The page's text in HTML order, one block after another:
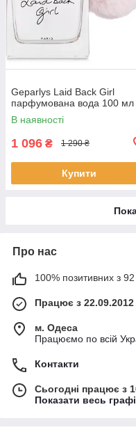
Geparlys Laid Back Girl
парфумована вода 100 мл
В наявності
1 096 ₴ 1 290 ₴
Купити
Про нас
100% позитивних з 92
Працює з 22.09.2012
м. Одеса
Працюємо по всій
Контакти
Сьогодні працює з
Показати весь